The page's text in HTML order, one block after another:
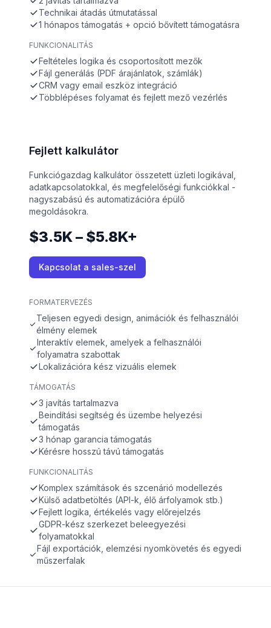
Technikai átadás útmutatással
1 hónapos támogatás + opció bővített támogatásra
FUNKCIONALITÁS
Feltételes logika és csoportosított mezők
Fájl generálás (PDF árajánlatok, számlák)
CRM vagy email eszköz integráció
Többlépéses folyamat és fejlett mező vezérlés
Fejlett kalkulátor
Funkciógazdag kalkulátor összetett üzleti logikával,
adatkapcsolatokkal, és megfelelőségi funkciókkal -
nagyszabású és automatizációra épülő
megoldásokra.
$3.5K – $5.8K+
Kapcsolat a sales-szel
FORMATERVEZÉS
Teljesen egyedi design, animációk és felhasználói
élmény elemek
Interaktív elemek, amelyek a felhasználói
folyamatra szabottak
Lokalizációra kész vizuális elemek
TÁMOGATÁS
3 javítás tartalmazva
Beindítási segítség és üzembe helyezési
támogatás
3 hónap garancia támogatás
Kérésre hosszú távú támogatás
FUNKCIONALITÁS
Komplex számítások és szcenárió modellezés
Külső adatbetöltés (API-k, élő árfolyamok stb.)
Fejlett logika, értékelés vagy előrejelzés
GDPR-kész szerkezet beleegyezési
folyamatokkal
Fájl exportációk, elemzési nyomkövetés és egyedi
műszerfalak